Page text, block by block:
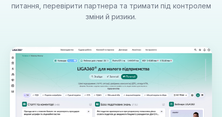
питання, перевірити партнера та тримати під контролем
зміни й ризики.